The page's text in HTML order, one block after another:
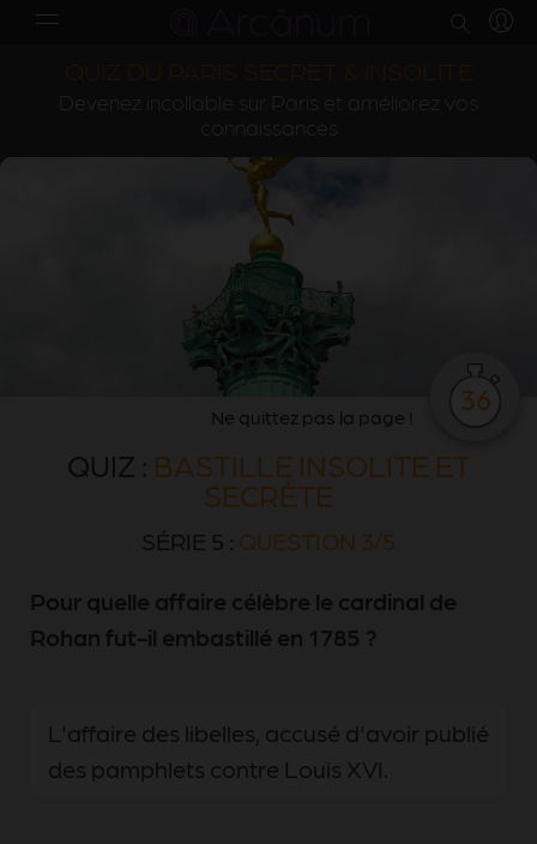
QUIZ DU PARIS SECRET & INSOLITE
Devenez incollable sur Paris et améliorez vos
connaissances
Ne quittez pas la page !
36
QUIZ : BASTILLE INSOLITE ET
SECRÈTE
SÉRIE 5 : QUESTION 3/5
Pour quelle affaire célèbre le cardinal de
Rohan fut-il embastillé en 1785 ?
L'affaire des libelles, accusé d'avoir publié
des pamphlets contre Louis XVI.